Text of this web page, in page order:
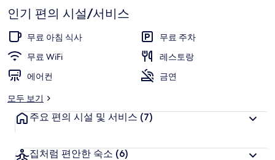
기
인기 편의 시설/서비스
무료 아침 식사
무료 주차
무료 WiFi
레스토랑
에어컨
금연
모두 보기
주요 편의 시설 및 서비스 (7)
집처럼 편안한 숙소 (6)